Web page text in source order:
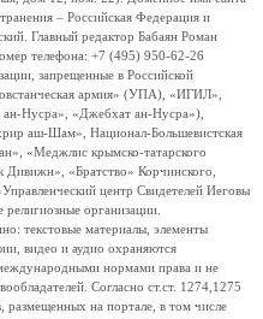
– Российская Федерация и
Главный редактор Бабаян Роман
телефона: +7 (495) 950-62-26
запрещенные в Российской
армия» (УПА), «ИГИЛ»,
Нусра», «Джебхат ан-Нусра»),
аш-Шам», Национал-Большевистская
«Меджлис крымско-татарского
«Братство» Корчинского,
центр Свидетелей Иеговы
организации.
текстовые материалы, элементы
видео и аудио охраняются
нормами права и не
Согласно ст.ст. 1274,1275
на портале, в том числе